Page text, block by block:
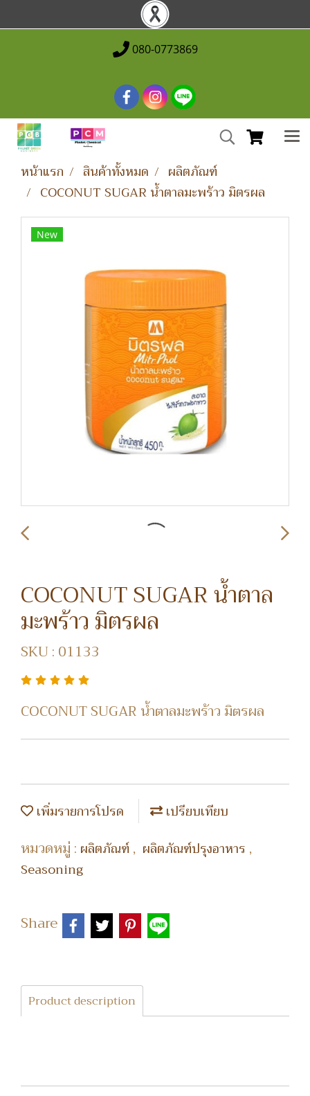
080-0773869
หน้าแรก สินค้าทั้งหมด
ผลิตภัณฑ์
COCONUT SUGAR น้ำตาลมะพร้าว มิตรผล
New
COCONUT SUGAR น้ำตาล
มะพร้าว มิตรผล
SKU : 01133
COCONUT SUGAR น้ำตาลมะพร้าว มิตรผล
เพิ่มรายการโปรด เปรียบเทียบ
หมวดหมู่ : ผลิตภัณฑ์, ผลิตภัณฑ์ปรุงอาหาร ,
Seasoning
Share
Product description